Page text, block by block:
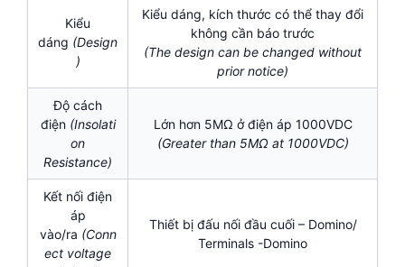
Kiểu
dáng (Design
)
Kiểu dáng, kích thước có thể thay đổi
không cần báo trước
(The design can be changed without
prior notice)
Độ cách
điện (Insolati
on
Resistance)
Lớn hơn 5MΩ ở điện áp 1000VDC
(Greater than 5MΩ at 1000VDC)
Kết nối điện
áp
vào/ra (Conn
ect voltage
Thiết bị đấu nối đầu cuối – Domino/
Terminals -Domino